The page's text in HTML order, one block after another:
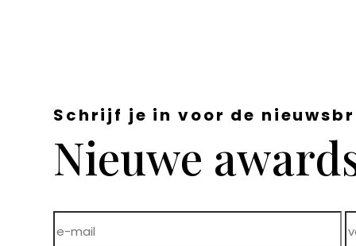
Schrijf je in voor de
Nieuwe